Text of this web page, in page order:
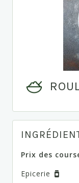
Prix des
Epicerie